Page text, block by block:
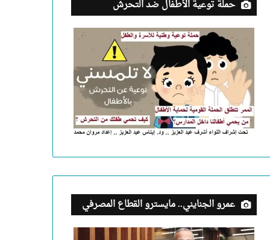
حملة توعية الأطفال ضد التحرش
عمرو الجنايني.. مايسترو القطاع المصرفي